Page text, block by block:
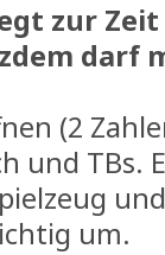
zur
darf
(2
und TBs.
um.